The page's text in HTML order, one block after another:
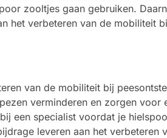
zooltjes gaan gebruiken.
het verbeteren van de mobiliteit
van de mobiliteit bij
verminderen en zorgen voor
een specialist voordat je
leveren aan het verbeteren